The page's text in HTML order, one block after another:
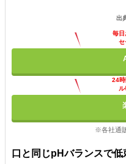
出
毎日
セ
24
ル
※各社通
口と同じpHバランスで低